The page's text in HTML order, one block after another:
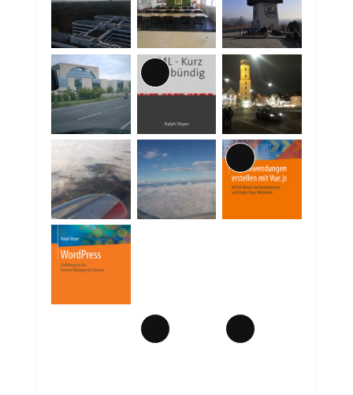
Lange
Beschreibung
Lange
Beschreibung
Lange
Lange